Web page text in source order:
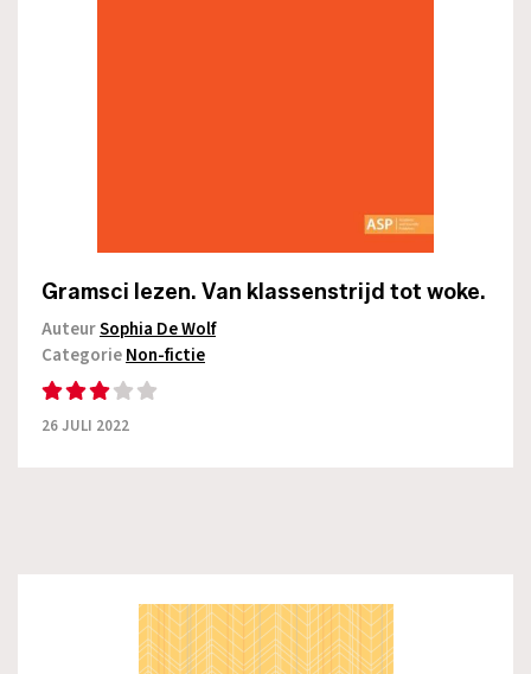
Gramsci lezen. Van klassenstrijd tot woke.
AuteurSophia De Wolf
CategorieNon-fictie
26 JULI 2022